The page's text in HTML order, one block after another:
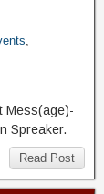
Mess(age)-
Spreaker.
Read Post